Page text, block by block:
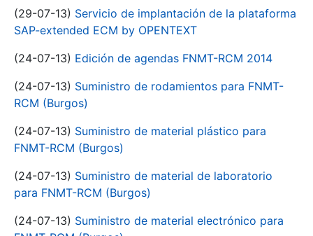
(29-07-13) Servicio de implantación de la plataforma
SAP-extended ECM by OPENTEXT
(24-07-13) Edición de agendas FNMT-RCM 2014
(24-07-13) Suministro de rodamientos para FNMT-
RCM (Burgos)
(24-07-13) Suministro de material plástico para
FNMT-RCM (Burgos)
(24-07-13) Suministro de material de laboratorio
para FNMT-RCM (Burgos)
(24-07-13) Suministro de material electrónico para